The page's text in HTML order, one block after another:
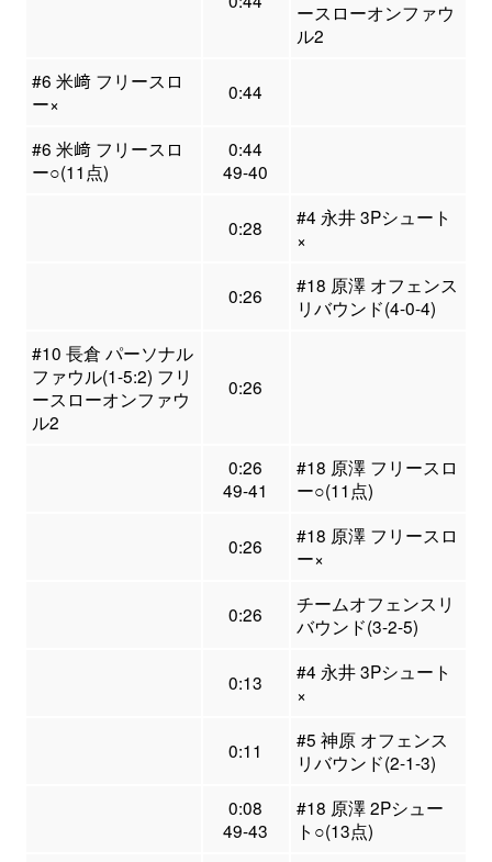
ースローオンファウ
ル2
#6 米﨑 フリースロ
ー×
0:44
#6 米﨑 フリースロ
ー○(11点)
0:44
49-40
0:28
#4 永井 3Pシュート
×
0:26
#18 原澤 オフェンス
リバウンド(4-0-4)
#10 長倉 パーソナル
ファウル(1-5:2) フリ
ースローオンファウ
ル2
0:26
0:26
49-41
#18 原澤 フリースロ
ー○(11点)
0:26
#18 原澤 フリースロ
ー×
0:26
チームオフェンスリ
バウンド(3-2-5)
0:13
#4 永井 3Pシュート
×
0:11
#5 神原 オフェンス
リバウンド(2-1-3)
0:08
49-43
#18 原澤 2Pシュー
ト○(13点)